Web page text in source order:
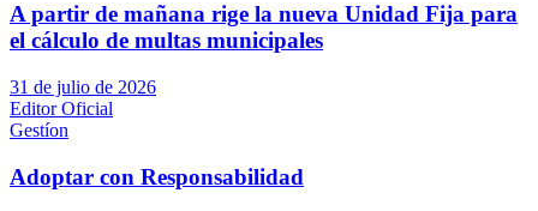
A partir de mañana rige la nueva Unidad Fija para
el cálculo de multas municipales
31 de julio de 2026
Editor Oficial
Gestíon
Adoptar con Responsabilidad